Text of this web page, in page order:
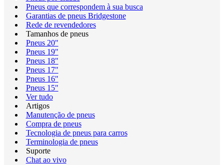
Pneus que correspondem à sua busca
Garantias de pneus Bridgestone
Rede de revendedores
Tamanhos de pneus
Pneus 20"
Pneus 19"
Pneus 18"
Pneus 17"
Pneus 16"
Pneus 15"
Ver tudo
Artigos
Manutenção de pneus
Compra de pneus
Tecnologia de pneus para carros
Terminologia de pneus
Suporte
Chat ao vivo